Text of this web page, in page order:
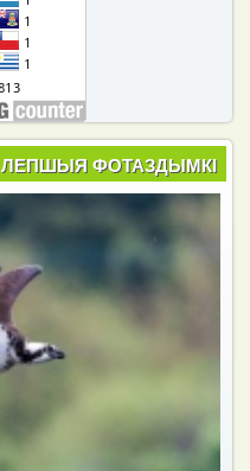
ЛЕПШЫЯ ФОТАЗДЫМКІ